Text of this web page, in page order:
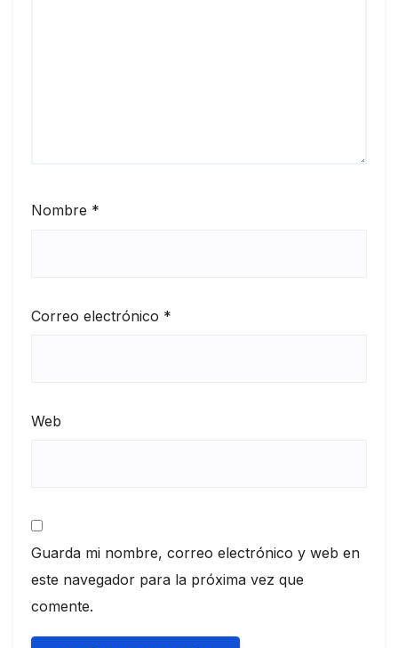
Nombre *
Correo electrónico *
Web
Guarda mi nombre, correo electrónico y web en
este navegador para la próxima vez que
comente.